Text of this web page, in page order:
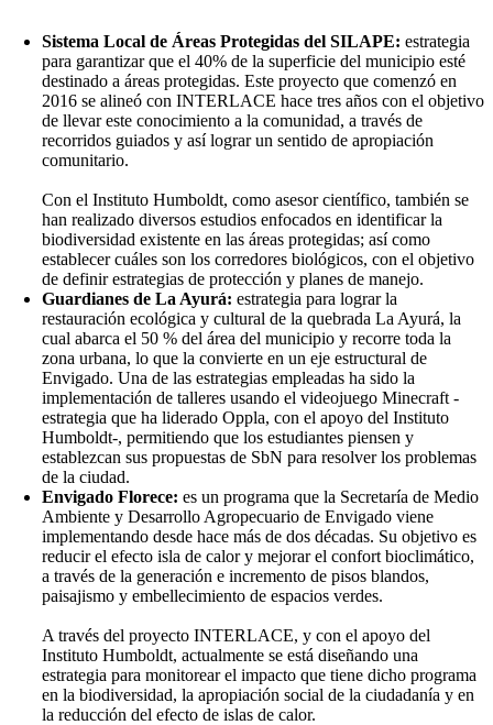
Sistema Local de Áreas Protegidas del SILAPE: estrategia
para garantizar que el 40% de la superficie del municipio esté
destinado a áreas protegidas. Este proyecto que comenzó en
2016 se alineó con INTERLACE hace tres años con el objetivo
de llevar este conocimiento a la comunidad, a través de
recorridos guiados y así lograr un sentido de apropiación
comunitario.
Con el Instituto Humboldt, como asesor científico, también se
han realizado diversos estudios enfocados en identificar la
biodiversidad existente en las áreas protegidas; así como
establecer cuáles son los corredores biológicos, con el objetivo
de definir estrategias de protección y planes de manejo.
Guardianes de La Ayurá: estrategia para lograr la
restauración ecológica y cultural de la quebrada La Ayurá, la
cual abarca el 50 % del área del municipio y recorre toda la
zona urbana, lo que la convierte en un eje estructural de
Envigado. Una de las estrategias empleadas ha sido la
implementación de talleres usando el videojuego Minecraft -
estrategia que ha liderado Oppla, con el apoyo del Instituto
Humboldt-, permitiendo que los estudiantes piensen y
establezcan sus propuestas de SbN para resolver los problemas
de la ciudad.
Envigado Florece: es un programa que la Secretaría de Medio
Ambiente y Desarrollo Agropecuario de Envigado viene
implementando desde hace más de dos décadas. Su objetivo es
reducir el efecto isla de calor y mejorar el confort bioclimático,
a través de la generación e incremento de pisos blandos,
paisajismo y embellecimiento de espacios verdes.
A través del proyecto INTERLACE, y con el apoyo del
Instituto Humboldt, actualmente se está diseñando una
estrategia para monitorear el impacto que tiene dicho programa
en la biodiversidad, la apropiación social de la ciudadanía y en
la reducción del efecto de islas de calor.